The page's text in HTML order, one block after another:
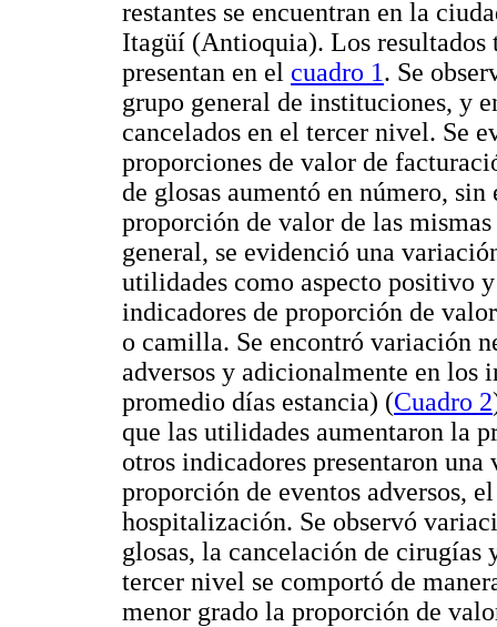
restantes se encuentran en la
Itagüí (Antioquia). Los resultados
presentan en el cuadro 1. Se
grupo general de instituciones, y
cancelados en el tercer nivel. Se
proporciones de valor de
de glosas aumentó en número,
proporción de valor de las
general, se evidenció una
utilidades como aspecto positivo
indicadores de proporción de
o camilla. Se encontró variación
adversos y adicionalmente en los
promedio días estancia) (Cuadro 2
que las utilidades aumentaron la
otros indicadores presentaron
proporción de eventos adversos,
hospitalización. Se observó
glosas, la cancelación de
tercer nivel se comportó de
menor grado la proporción de